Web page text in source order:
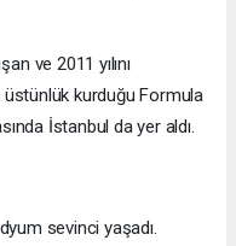
ve 2011 yılını
kurduğu Formula
İstanbul da yer aldı.
sevinci yaşadı.